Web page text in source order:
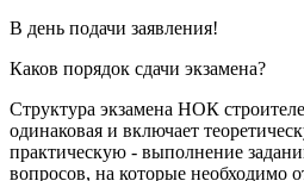
В день подачи заявления!
Каков порядок сдачи экзамена?
Структура экзамена НОК
одинаковая и включает
практическую - выполнение
вопросов, на которые необходимо